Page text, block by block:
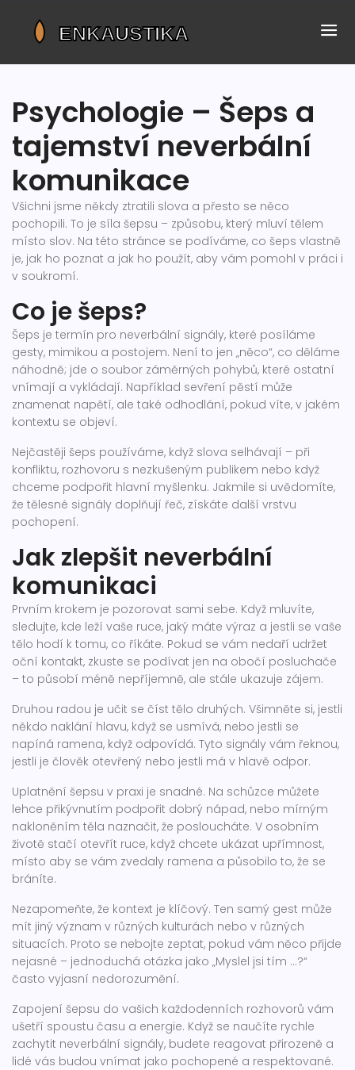
Psychologie – Šeps a
tajemství neverbální
komunikace
Všichni jsme někdy ztratili slova a přesto se něco
pochopili. To je síla šepsu – způsobu, který mluví tělem
místo slov. Na této stránce se podíváme, co šeps vlastně
je, jak ho poznat a jak ho použít, aby vám pomohl v práci i
v soukromí.
Co je šeps?
Šeps je termín pro neverbální signály, které posíláme
gesty, mimikou a postojem. Není to jen „něco“, co děláme
náhodně; jde o soubor záměrných pohybů, které ostatní
vnímají a vykládají. Například sevření pěstí může
znamenat napětí, ale také odhodlání, pokud víte, v jakém
kontextu se objeví.
Nejčastěji šeps používáme, když slova selhávají – při
konfliktu, rozhovoru s nezkušeným publikem nebo když
chceme podpořit hlavní myšlenku. Jakmile si uvědomíte,
že tělesné signály doplňují řeč, získáte další vrstvu
pochopení.
Jak zlepšit neverbální
komunikaci
Prvním krokem je pozorovat sami sebe. Když mluvíte,
sledujte, kde leží vaše ruce, jaký máte výraz a jestli se vaše
tělo hodí k tomu, co říkáte. Pokud se vám nedaří udržet
oční kontakt, zkuste se podívat jen na obočí posluchače
– to působí méně nepříjemně, ale stále ukazuje zájem.
Druhou radou je učit se číst tělo druhých. Všimněte si, jestli
někdo naklání hlavu, když se usmívá, nebo jestli se
napíná ramena, když odpovídá. Tyto signály vám řeknou,
jestli je člověk otevřený nebo jestli má v hlavě odpor.
Uplatnění šepsu v praxi je snadné. Na schůzce můžete
lehce přikývnutím podpořit dobrý nápad, nebo mírným
nakloněním těla naznačit, že posloucháte. V osobním
životě stačí otevřít ruce, když chcete ukázat upřímnost,
místo aby se vám zvedaly ramena a působilo to, že se
bráníte.
Nezapomeňte, že kontext je klíčový. Ten samý gest může
mít jiný význam v různých kulturách nebo v různých
situacích. Proto se nebojte zeptat, pokud vám něco přijde
nejasné – jednoduchá otázka jako „Myslel jsi tím ...?“
často vyjasní nedorozumění.
Zapojení šepsu do vašich každodenních rozhovorů vám
ušetří spoustu času a energie. Když se naučíte rychle
zachytit neverbální signály, budete reagovat přirozeně a
lidé vás budou vnímat jako pochopené a respektované.